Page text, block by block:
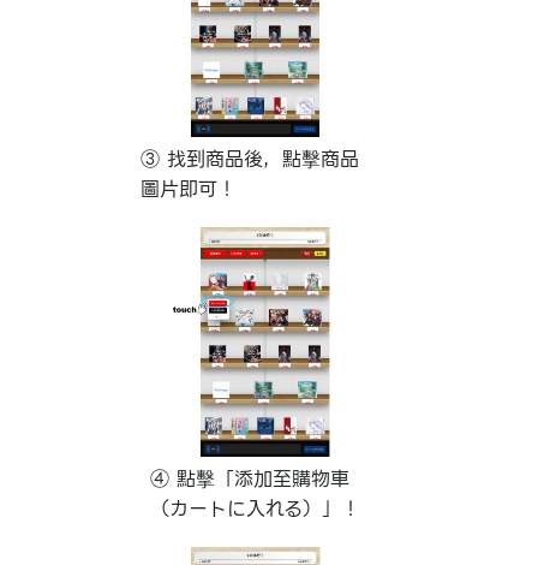
③ 找到商品後，點擊商品
圖片即可！
④ 點擊「添加至購物車
（カートに入れる）」！